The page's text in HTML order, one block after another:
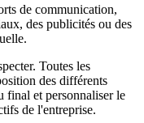
de communication,
des publicités ou des
Toutes les
des différents
final et personnaliser le
de l'entreprise.